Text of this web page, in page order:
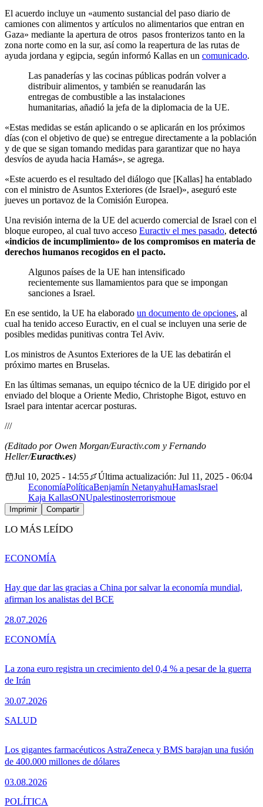
El acuerdo incluye un «aumento sustancial del paso diario de
camiones con alimentos y artículos no alimentarios que entran en
Gaza» mediante la apertura de otros pasos fronterizos tanto en la
zona norte como en la sur, así como la reapertura de las rutas de
ayuda jordana y egipcia, según informó Kallas en un comunicado.
Las panaderías y las cocinas públicas podrán volver a
distribuir alimentos, y también se reanudarán las
entregas de combustible a las instalaciones
humanitarias, añadió la jefa de la diplomacia de la UE.
«Estas medidas se están aplicando o se aplicarán en los próximos
días (con el objetivo de que) se entregue directamente a la población
y de que se sigan tomando medidas para garantizar que no haya
desvíos de ayuda hacia Hamás», se agrega.
«Este acuerdo es el resultado del diálogo que [Kallas] ha entablado
con el ministro de Asuntos Exteriores (de Israel)», aseguró este
jueves un portavoz de la Comisión Europea.
Una revisión interna de la UE del acuerdo comercial de Israel con el
bloque europeo, al cual tuvo acceso Euractiv el mes pasado, detectó
«indicios de incumplimiento» de los compromisos en materia de
derechos humanos recogidos en el pacto.
Algunos países de la UE han intensificado
recientemente sus llamamientos para que se impongan
sanciones a Israel.
En ese sentido, la UE ha elaborado un documento de opciones, al
cual ha tenido acceso Euractiv, en el cual se incluyen una serie de
posibles medidas punitivas contra Tel Aviv.
Los ministros de Asuntos Exteriores de la UE las debatirán el
próximo martes en Bruselas.
En las últimas semanas, un equipo técnico de la UE dirigido por el
enviado del bloque a Oriente Medio, Christophe Bigot, estuvo en
Israel para intentar acercar posturas.
///
(Editado por Owen Morgan/Euractiv.com y Fernando
Heller/Euractiv.es)
Jul 10, 2025 - 14:55
Última actualización: Jul 11, 2025 - 06:04
EconomíaPolíticaBenjamín NetanyahuHamasIsrael
Kaja KallasONUpalestinosterrorismoue
Imprimir Compartir
LO MÁS LEÍDO
Hay que dar las gracias a China por salvar la economía mundial,
afirman los analistas del BCE
28.07.2026
ECONOMÍA
La zona euro registra un crecimiento del 0,4 % a pesar de la guerra
de Irán
30.07.2026
ECONOMÍA
Los gigantes farmacéuticos AstraZeneca y BMS barajan una fusión
de 400.000 millones de dólares
03.08.2026
SALUD
POLÍTICA